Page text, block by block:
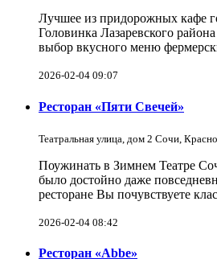
Лучшее из придорожных кафе
Головинка Лазаревского
выбор вкусного меню
2026-02-04 09:07
Ресторан «Пяти Свечей»
Театральная улица, дом 2 Сочи,
Поужинать в Зимнем Театре
было достойно даже
ресторане Вы почувствуете
2026-02-04 08:42
Ресторан «Abbe»